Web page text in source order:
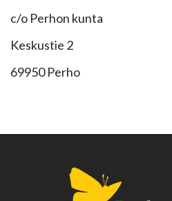
c/o Perhon kunta
Keskustie 2
69950 Perho